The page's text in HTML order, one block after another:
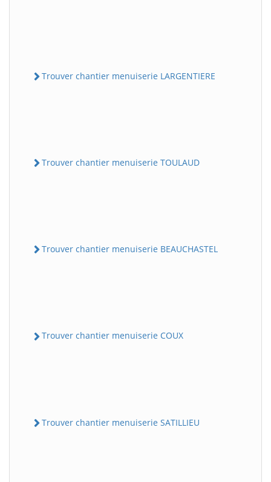
Trouver chantier menuiserie LARGENTIERE
Trouver chantier menuiserie TOULAUD
Trouver chantier menuiserie BEAUCHASTEL
Trouver chantier menuiserie COUX
Trouver chantier menuiserie SATILLIEU